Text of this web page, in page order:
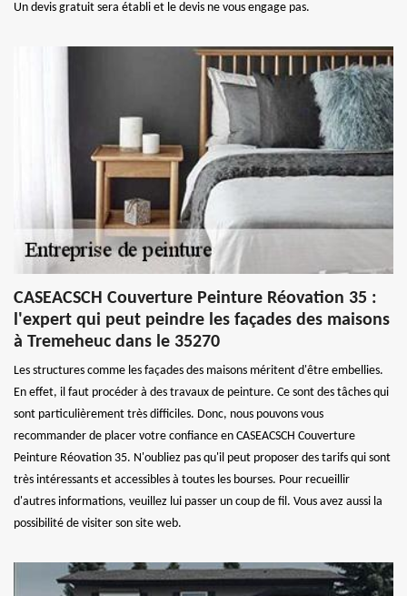
Un devis gratuit sera établi et le devis ne vous engage pas.
CASEACSCH Couverture Peinture Réovation 35 :
l'expert qui peut peindre les façades des maisons
à Tremeheuc dans le 35270
Les structures comme les façades des maisons méritent d'être embellies.
En effet, il faut procéder à des travaux de peinture. Ce sont des tâches qui
sont particulièrement très difficiles. Donc, nous pouvons vous
recommander de placer votre confiance en CASEACSCH Couverture
Peinture Réovation 35. N'oubliez pas qu'il peut proposer des tarifs qui sont
très intéressants et accessibles à toutes les bourses. Pour recueillir
d'autres informations, veuillez lui passer un coup de fil. Vous avez aussi la
possibilité de visiter son site web.